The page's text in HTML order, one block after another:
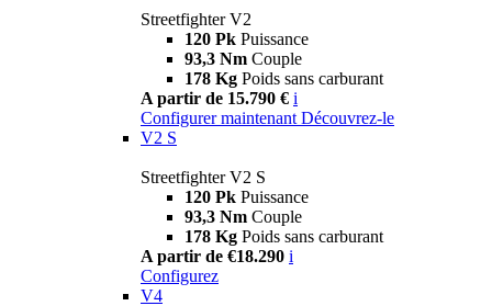
Streetfighter V2
120 Pk Puissance
93,3 Nm Couple
178 Kg Poids sans carburant
A partir de 15.790 € i
Configurer maintenant Découvrez-le
V2 S
Streetfighter V2 S
120 Pk Puissance
93,3 Nm Couple
178 Kg Poids sans carburant
A partir de €18.290 i
Configurez
V4